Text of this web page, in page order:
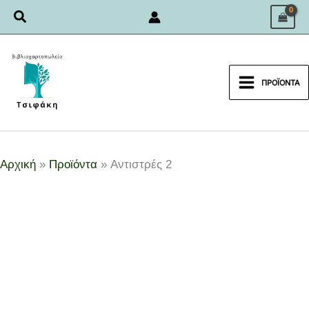
Μετάβαση
Αναζήτηση
ΠΡΟΪΌΝΤΑ
Αρχική Προϊόντα Αντιστρές 2